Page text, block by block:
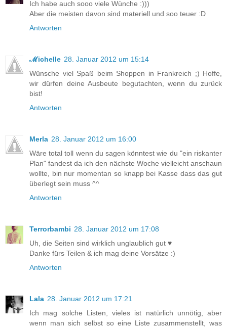
Ich habe auch sooo viele Wünche :)))
Aber die meisten davon sind materiell und soo teuer :D
Antworten
ℳichelle 28. Januar 2012 um 15:14
Wünsche viel Spaß beim Shoppen in Frankreich ;) Hoffe,
wir dürfen deine Ausbeute begutachten, wenn du zurück
bist!
Antworten
Merla 28. Januar 2012 um 16:00
Wäre total toll wenn du sagen könntest wie du "ein riskanter
Plan" fandest da ich den nächste Woche vielleicht anschaun
wollte, bin nur momentan so knapp bei Kasse dass das gut
überlegt sein muss ^^
Antworten
Terrorbambi 28. Januar 2012 um 17:08
Uh, die Seiten sind wirklich unglaublich gut ♥
Danke fürs Teilen & ich mag deine Vorsätze :)
Antworten
Lala 28. Januar 2012 um 17:21
Ich mag solche Listen, vieles ist natürlich unnötig, aber
wenn man sich selbst so eine Liste zusammenstellt, was